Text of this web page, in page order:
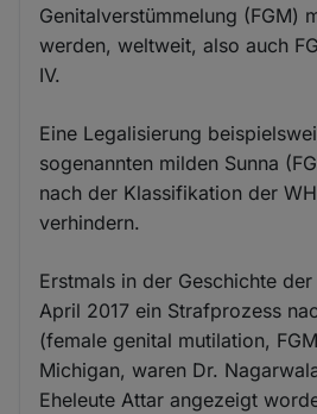
Genitalverstümmelung (FGM)
werden, weltweit, also auch
IV.
Eine Legalisierung
sogenannten milden Sunna
nach der Klassifikation der
verhindern.
Erstmals in der Geschichte
April 2017 ein Strafprozess
(female genital mutilation,
Michigan, waren Dr.
Eheleute Attar angezeigt